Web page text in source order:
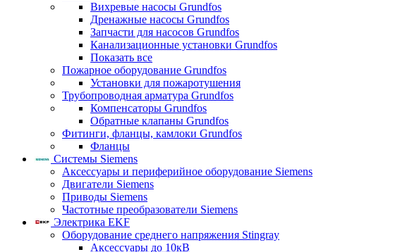
Вихревые насосы Grundfos
Дренажные насосы Grundfos
Запчасти для насосов Grundfos
Канализационные установки Grundfos
Показать все
Пожарное оборудование Grundfos
Установки для пожаротушения
Трубопроводная арматура Grundfos
Компенсаторы Grundfos
Обратные клапаны Grundfos
Фитинги, фланцы, камлоки Grundfos
Фланцы
Системы Siemens
Аксессуары и периферийное оборудование Siemens
Двигатели Siemens
Приводы Siemens
Частотные преобразователи Siemens
Электрика EKF
Оборудование среднего напряжения Stingray
Аксессуары до 10кВ